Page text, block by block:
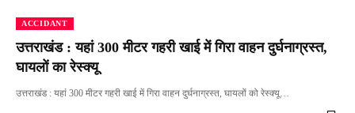
ACCIDANT
उत्तराखंड : यहां 300 मीटर गहरी खाई में गिरा वाहन दुर्घनाग्रस्त,
घायलों का रेस्क्यू
उत्तराखंड : यहां 300 मीटर गहरी खाई में गिरा वाहन दुर्घनाग्रस्त, घायलों को रेस्क्यू…